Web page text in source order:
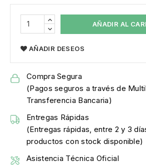
AÑADIR AL
AÑADIR DESEOS
Compra Segura
(Pagos seguros a través de
Transferencia Bancaria)
Entregas Rápidas
(Entregas rápidas, entre 2 y 3
productos con stock disponible)
Asistencia Técnica Oficial